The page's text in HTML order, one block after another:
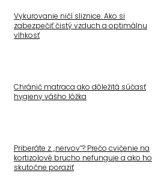
Vykurovanie ničí sliznice. Ako si
zabezpečiť čistý vzduch a optimálnu
vlhkosť
Chránič matraca ako dôležitá súčasť
hygieny vášho lôžka
Priberáte z „nervov“? Prečo cvičenie na
kortizolové brucho nefunguje a ako ho
skutočne poraziť